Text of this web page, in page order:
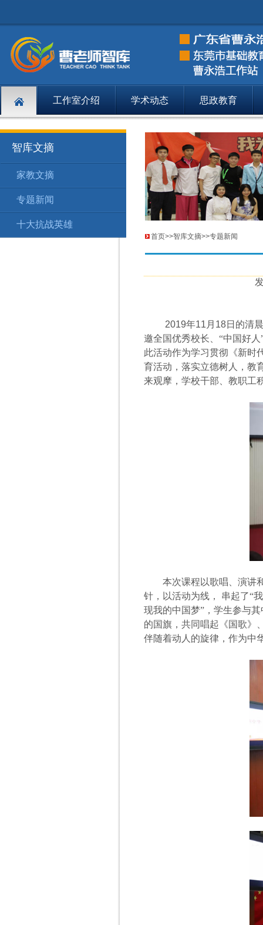
工作室介绍 学术动态 思政教育
智库文摘
家教文摘 150 智库文摘
专题新闻 155 智库文摘
十大抗战英雄
首页>>智库文摘>>专题新闻
2019年11 月 18日 的清
邀全国优秀校长、“中国好
此活动作为学习贯彻《新时
育活动，落实立德树人，教
来观摩，学校干部、教职工
本次课程以歌唱、演讲
针，以活动为线，
串起了“
现我的中国梦”，学生参与
的国旗，共同唱起《国歌》
伴随着动人的旋律，作为中